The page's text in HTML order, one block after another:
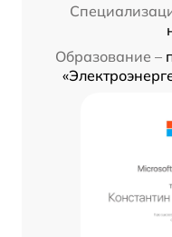
Образование –